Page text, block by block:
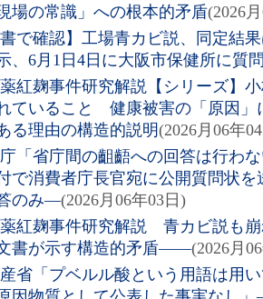
場の常識」への根本的矛盾(2026
書で確認】工場青カビ説、同定結
、6月1日4日に大阪市保健所に質
紅麹事件研究解説【シリーズ】
ていること 健康被害の「原因」
る理由の構造的説明(2026月06年
「省庁間の齟齬への回答は行わ
で消費者庁長官宛に公開質問状
のみ―(2026月06年03日)
紅麹事件研究解説 青カビ説も
書が示す構造的矛盾――(2026月
省「プベルル酸という用語は用